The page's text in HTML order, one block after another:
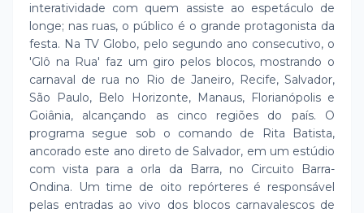
interatividade com quem assiste ao espetáculo de
longe; nas ruas, o público é o grande protagonista da
festa. Na TV Globo, pelo segundo ano consecutivo, o
'Glô na Rua' faz um giro pelos blocos, mostrando o
carnaval de rua no Rio de Janeiro, Recife, Salvador,
São Paulo, Belo Horizonte, Manaus, Florianópolis e
Goiânia, alcançando as cinco regiões do país. O
programa segue sob o comando de Rita Batista,
ancorado este ano direto de Salvador, em um estúdio
com vista para a orla da Barra, no Circuito Barra-
Ondina. Um time de oito repórteres é responsável
pelas entradas ao vivo dos blocos carnavalescos de